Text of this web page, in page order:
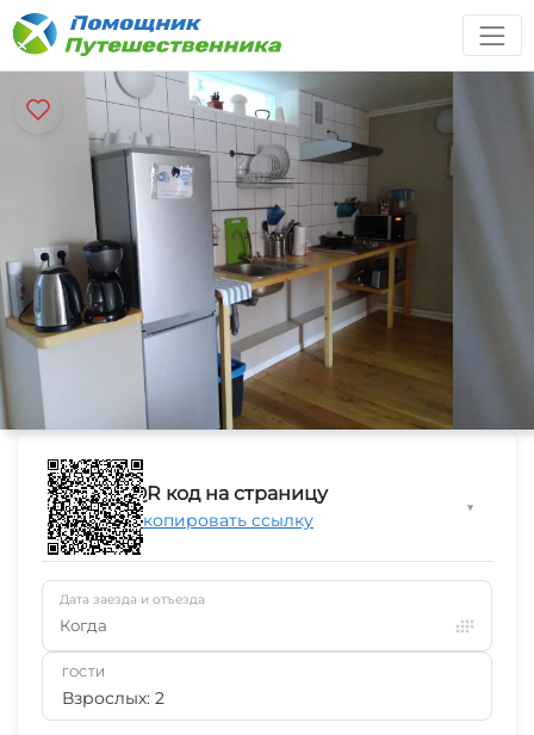
QR код на страницу
Скопировать ссылку
▼
Дата заезда и отъезда
Когда
ГОСТИ
Взрослых: 2